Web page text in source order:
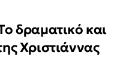
δραματικό και
Χριστιάννας